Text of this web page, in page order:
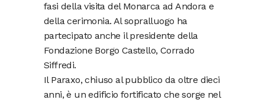
fasi della visita del Monarca ad Andora e
della cerimonia. Al sopralluogo ha
partecipato anche il presidente della
Fondazione Borgo Castello, Corrado
Siffredi.
Il Paraxo, chiuso al pubblico da oltre dieci
anni, è un edificio fortificato che sorge nel